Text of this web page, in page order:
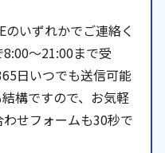
いずれかでご連絡く
〜21:00まで受
日いつでも送信可能
構ですので、お気軽
せフォームも30秒で